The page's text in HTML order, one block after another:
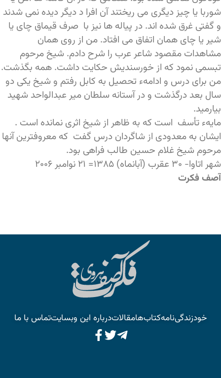
شوربا یا چیز دیگری می ریختند آن افرا د دیگر دیده نمی شدند
و گفتی غرق شده اند. در پیاله ها نیز با صرف قیماق چای یا
شیر یا چای همان اتفاق می افتاد. من از روی همان
مشاهدات مقصود شاعر عرب را شرح دادم. شیخ مرحوم
تبسمی نمود که از خورسندیش حکایت داشت. همه بگذشت.
من برای درس و ادامهء تحصیل به کابل رفتم و شیخ یکی دو
سال بعد درگذشت و در آستانه سلطان میر عبدالواحد شهید
بیارمید.
مایهء تأسف است که به ظاهر از شیخ اثری نمانده است .
ایشان به معدودی از شاگردان درس گفت که معروفترین آنها
مرحوم شیخ غلام حسین طالب فراهی بود.
شهر اتاوا- ۳۰ عقرب (آبانماه) ۱۳۸۵= ۲۱ نوامبر ۲۰۰۶
آصف فکرت
خودزندگی‌نامهکتاب‌هامقالاتدرباره این وبسایتتماس با ما